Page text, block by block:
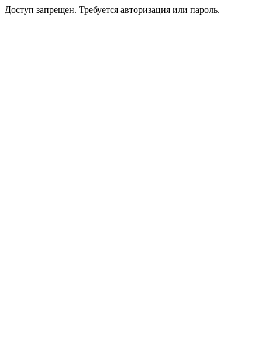
Доступ запрещен. Требуется авторизация или пароль.